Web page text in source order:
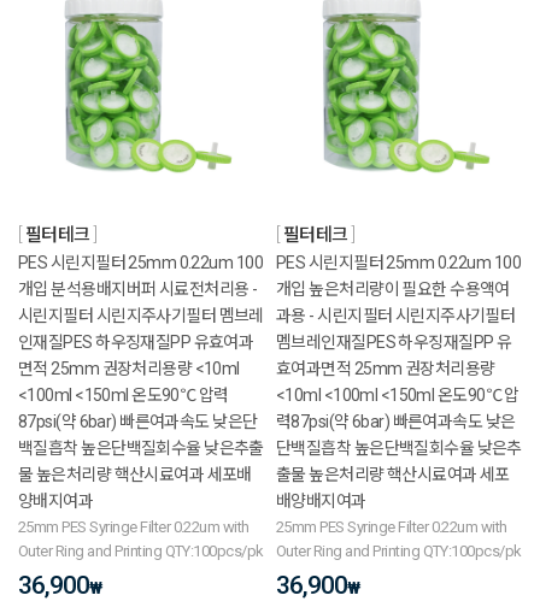
필터테크
PES 시린지필터 25mm 0.22um 100
개입 분석용배지버퍼 시료전처리용 -
시린지필터 시린지주사기필터 멤브레
인재질PES 하우징재질PP 유효여과
면적 25mm 권장처리용량 <10ml
<100ml <150ml 온도90℃ 압력
87psi(약 6bar) 빠른여과속도 낮은단
백질흡착 높은단백질회수율 낮은추출
물 높은처리량 핵산시료여과 세포배
양배지여과
25mm PES Syringe Filter 0.22um with
Outer Ring and Printing QTY:100pcs/pk
36,900₩
필터테크
PES 시린지필터 25mm 0.22um 100
개입 높은처리량이 필요한 수용액여
과용 - 시린지필터 시린지주사기필터
멤브레인재질PES 하우징재질PP 유
효여과면적 25mm 권장처리용량
<10ml <100ml <150ml 온도90℃ 압
력87psi(약 6bar) 빠른여과속도 낮은
단백질흡착 높은단백질회수율 낮은추
출물 높은처리량 핵산시료여과 세포
배양배지여과
25mm PES Syringe Filter 0.22um with
Outer Ring and Printing QTY:100pcs/pk
36,900₩